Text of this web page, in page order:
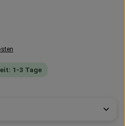
1-3 Tage
gewünschten Wert ein